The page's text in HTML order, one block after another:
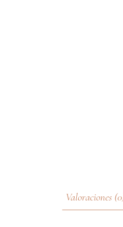
Valoraciones